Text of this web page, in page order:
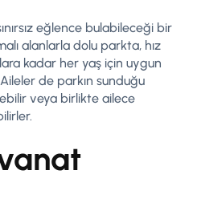
eğlence bulabileceği bir
alanlarla dolu parkta, hız
kadar her yaş için uygun
de parkın sunduğu
veya birlikte ailece